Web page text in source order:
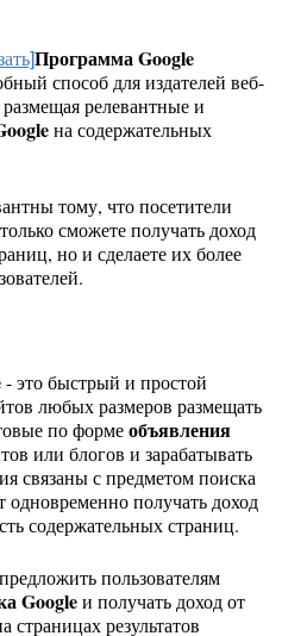
Программа Google
способ для издателей веб-
релевантные и
на содержательных
тому, что посетители
сможете получать доход
но и сделаете их более
- это быстрый и простой
любых размеров размещать
по формеобъявления
или блогов и зарабатывать
связаны с предметом поиска
одновременно получать доход
содержательных страниц.
пользователям
Googleи получать доход от
страницах результатов